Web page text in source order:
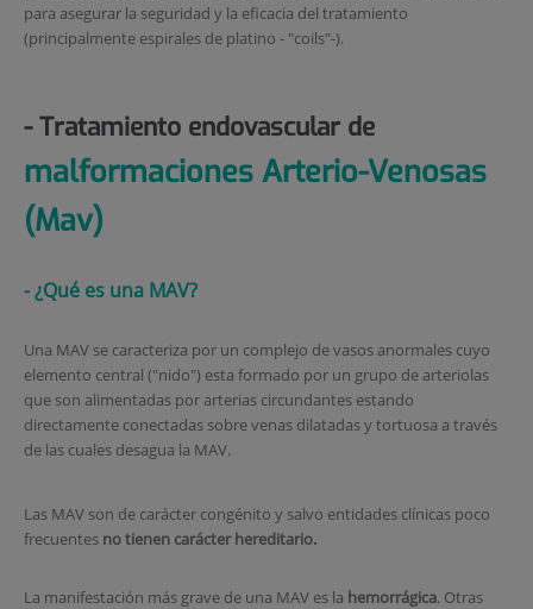
para asegurar la seguridad y la eficacia del tratamiento
(principalmente espirales de platino - "coils"-).
- Tratamiento endovascular de
malformaciones Arterio-Venosas
(Mav)
- ¿Qué es una MAV?
Una MAV se caracteriza por un complejo de vasos anormales cuyo
elemento central ("nido") esta formado por un grupo de arteriolas
que son alimentadas por arterias circundantes estando
directamente conectadas sobre venas dilatadas y tortuosa a través
de las cuales desagua la MAV.
Las MAV son de carácter congénito y salvo entidades clínicas poco
frecuentesno tienen carácter hereditario.
La manifestación más grave de una MAV es la hemorrágica. Otras